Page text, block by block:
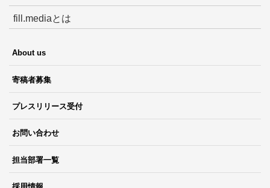
fill.mediaとは
About us
寄稿者募集
プレスリリース受付
お問い合わせ
担当部署一覧